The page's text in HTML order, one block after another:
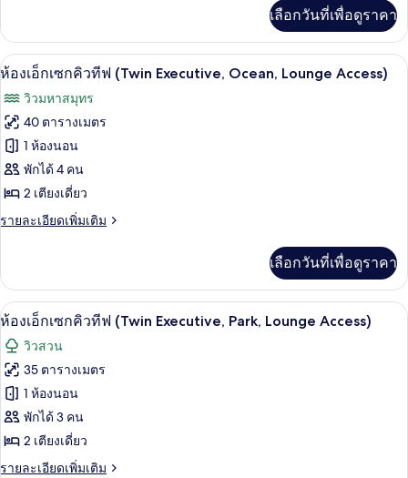
ทีฟ
((King
Executive,
Park,
Lounge
Access))
เกี่ยว
กับ
ห้อง
เซก
คิว
ทีฟ
((King
Executive,
Park,
Lounge
Access))
เลือกวันที่เพื่อดูราคา
เปิด
ภาพถ่าย
ทั้งหมด
ของ
ห้อง
เอ็ก
เซก
ทีฟ
(Twin
Executive,
Ocean,
Lounge
Access)
ห้องเอ็กเซกคิวทีฟ (Twin Executive,
16
ห้องเอ็กเซกคิวทีฟ (Twin Executive, Ocean, Lounge Access)
วิวมหาสมุทร
40 ตารางเมตร
1 ห้องนอน
พักได้ 4 คน
2 เตียงเดี่ยว
รายละเอียดเพิ่มเติม
ราย
เกี่ยว
กับ
ห้อง
เซก
คิว
ทีฟ
(Twin
Executive,
Ocean,
Lounge
Access)
เลือกวันที่เพื่อดูราคา
เปิด
ภาพถ่าย
ทั้งหมด
ของ
ห้อง
เอ็ก
เซก
ห้องเอ็กเซกคิวทีฟ (Twin Executive,
12
ห้องเอ็กเซกคิวทีฟ (Twin Executive, Park, Lounge Access)
วิวสวน
35 ตารางเมตร
1 ห้องนอน
พักได้ 3 คน
2 เตียงเดี่ยว
รายละเอียดเพิ่มเติม
ราย